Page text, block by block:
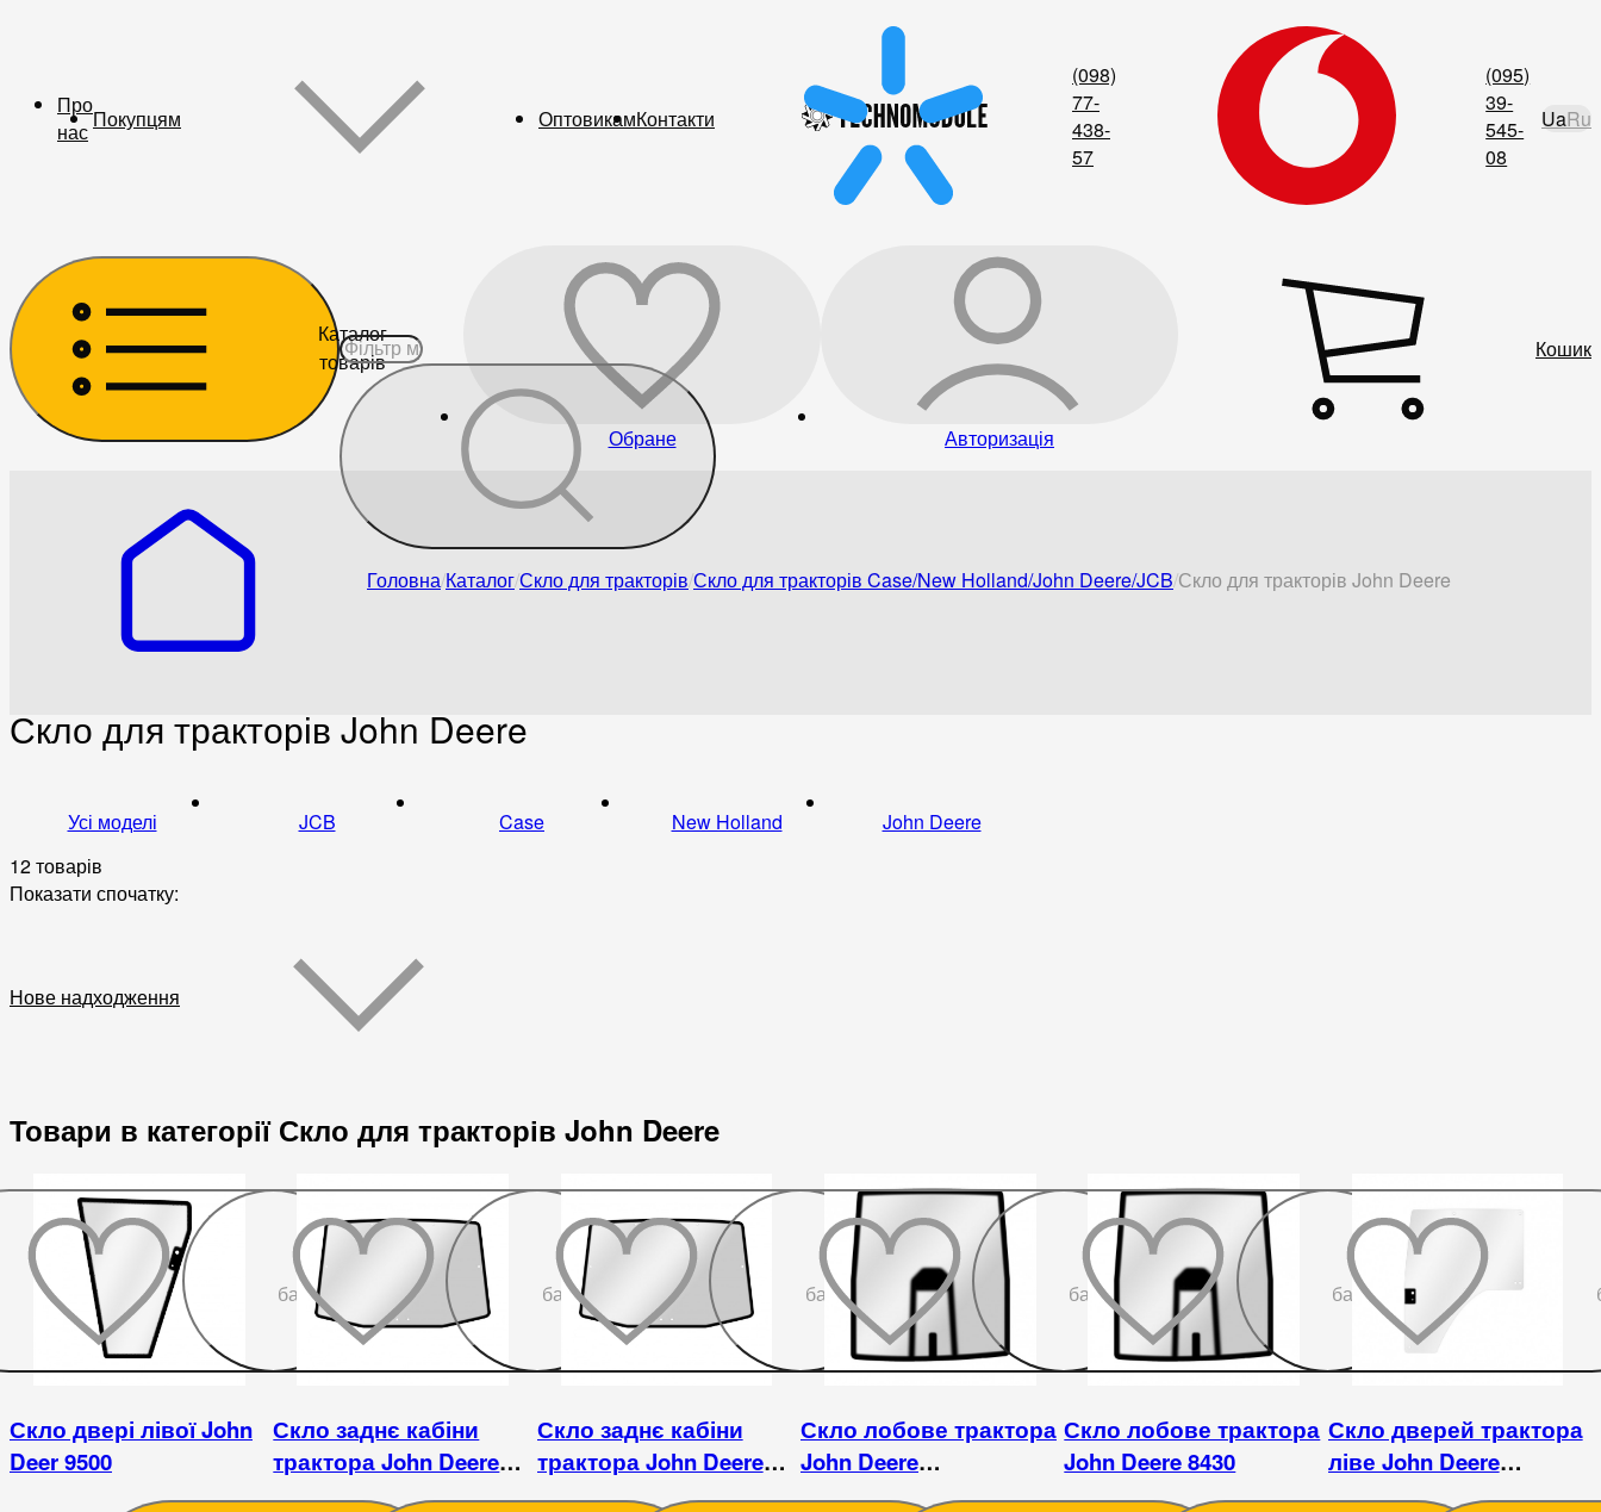
Про
нас Покупцям ОптовикамКонтакти
(098)
77-
438-
57
(095)
39-
545-
08
UaRu
Каталог
товарів
Обране Авторизація
Кошик
Головна КаталогСкло для тракторів Скло для тракторів Case/New Holland/John Deere/JCB Скло для тракторів John Deere
Скло для тракторів John Deere
Усі моделі JCB Case New Holland
John Deere
12 товарів
Показати спочатку:
Нове надходження
Товари в категорії Скло для тракторів John Deere
До
бажаного
Скло двері лівої John
Deer 9500
До
бажаного
Скло заднє кабіни
трактора John Deere
4920/4930/8420/8520/8430T/4730
До
бажаного
Скло заднє кабіни
трактора John Deere
8430/8530
До
бажаного
Скло лобове трактора
John Deere
8430/8430T/8530
бажаного
Скло лобове трактора
John Deere 8430
Скло дверей трактора
ліве John Deere
8400/8410/8420/8520